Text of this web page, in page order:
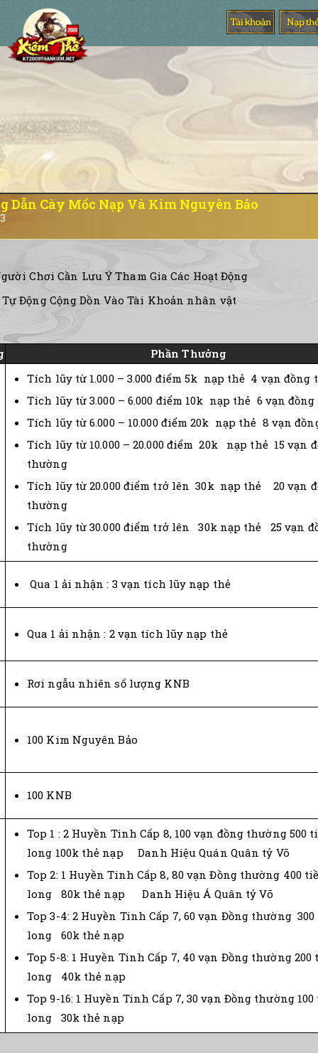
Dẫn Cày Mốc Nạp Và Kim Nguyên Bảo
Chơi Cần Lưu Ý Tham Gia Các Hoạt Động
Động Cộng Dồn Vào Tài Khoản nhân vật
Phần Thưởng
Tích lũy từ 1.000 – 3.000 điểm 5k nạp thẻ 4 vạn đồng
Tích lũy từ 3.000 – 6.000 điểm 10k nạp thẻ 6 vạn
Tích lũy từ 6.000 – 10.000 điểm 20k nạp thẻ 8 vạn
Tích lũy từ 10.000 – 20.000 điểm 20k nạp thẻ 15 vạn
thường
Tích lũy từ 20.000 điểm trở lên 30k nạp thẻ 20 vạn
thường
Tích lũy từ 30.000 điểm trở lên 30k nạp thẻ 25 vạn
thường
Qua 1 ải nhận : 3 vạn tích lũy nạp thẻ
Qua 1 ải nhận : 2 vạn tích lũy nạp thẻ
Rơi ngẫu nhiên số lượng KNB
100 Kim Nguyên Bảo
100 KNB
Top 1 : 2 Huyền Tinh Cấp 8, 100 vạn đồng thường 500
long 100k thẻ nạp Danh Hiệu Quán Quân tỷ Võ
Top 2: 1 Huyền Tinh Cấp 8, 80 vạn Đồng thường 400
long 80k thẻ nạp Danh Hiệu Á Quân tỷ Võ
Top 3-4: 2 Huyền Tinh Cấp 7, 60 vạn Đồng thường
long 60k thẻ nạp
Top 5-8: 1 Huyền Tinh Cấp 7, 40 vạn Đồng thường 200
long 40k thẻ nạp
Top 9-16: 1 Huyền Tinh Cấp 7, 30 vạn Đồng thường
long 30k thẻ nạp